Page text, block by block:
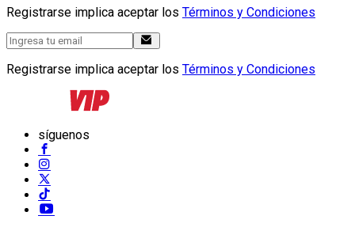
Registrarse implica aceptar los Términos y Condiciones
Registrarse implica aceptar los Términos y Condiciones
síguenos